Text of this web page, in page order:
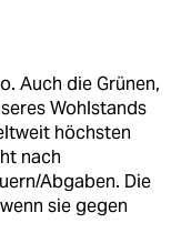
Auch die Grünen,
Wohlstands
höchsten
nach
Abgaben. Die
sie gegen